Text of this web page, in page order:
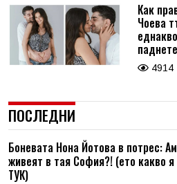
Как
Чоева
4914
ПОСЛЕДНИ
Боневата Нона Йотова в потрес:
живеят в тая София?! (ето какво
ТУК)